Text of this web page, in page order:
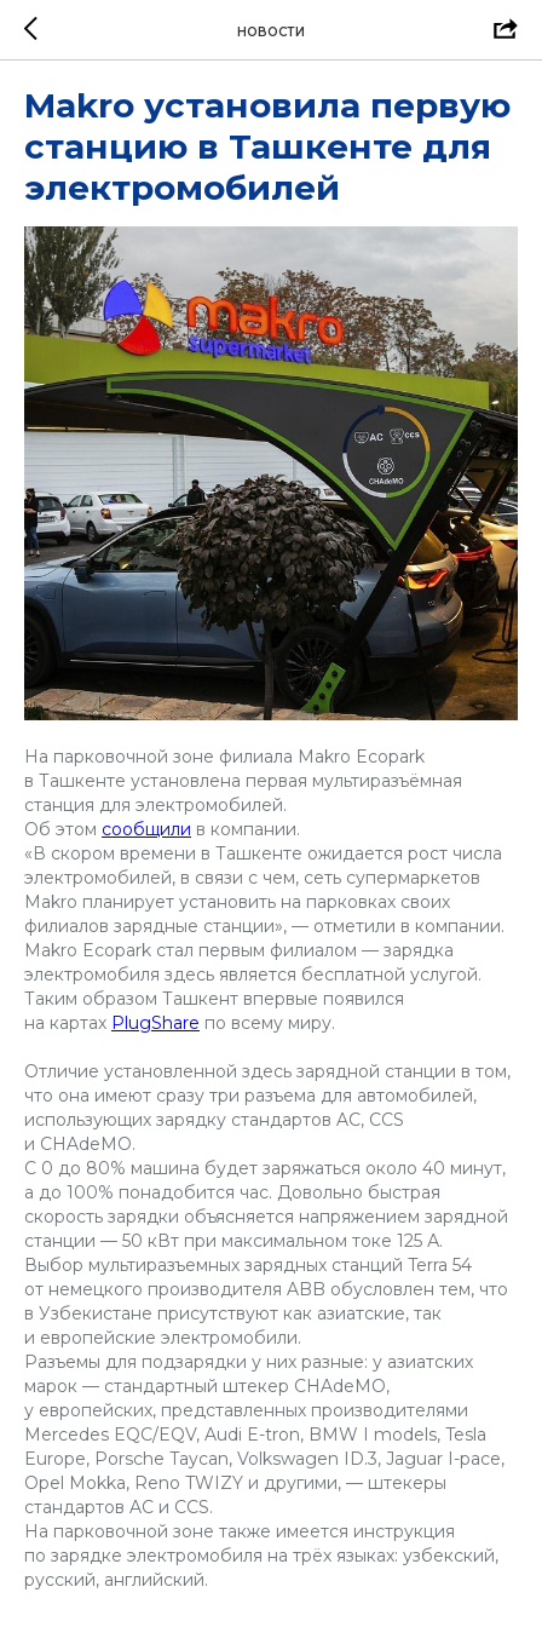
НОВОСТИ
Makro установила первую
станцию в Ташкенте для
электромобилей
На парковочной зоне филиала Makro Ecopark
в Ташкенте установлена первая мультиразъёмная
станция для электромобилей.
Об этом сообщили в компании.
«В скором времени в Ташкенте ожидается рост числа
электромобилей, в связи с чем, сеть супермаркетов
Makro планирует установить на парковках своих
филиалов зарядные станции», — отметили в компании.
Makro Ecopark стал первым филиалом — зарядка
электромобиля здесь является бесплатной услугой.
Таким образом Ташкент впервые появился
на картах PlugShare по всему миру.
Отличие установленной здесь зарядной станции в том,
что она имеют сразу три разъема для автомобилей,
использующих зарядку стандартов AC, CCS
и CHAdeMO.
С 0 до 80% машина будет заряжаться около 40 минут,
а до 100% понадобится час. Довольно быстрая
скорость зарядки объясняется напряжением зарядной
станции — 50 кВт при максимальном токе 125 А.
Выбор мультиразъемных зарядных станций Terra 54
от немецкого производителя ABB обусловлен тем, что
в Узбекистане присутствуют как азиатские, так
и европейские электромобили.
Разъемы для подзарядки у них разные: у азиатских
марок — стандартный штекер CHAdeMO,
у европейских, представленных производителями
Mercedes EQC/EQV, Audi E-tron, BMW I models, Tesla
Europe, Porsche Taycan, Volkswagen ID.3, Jaguar I-pace,
Opel Mokka, Reno TWIZY и другими, — штекеры
стандартов AC и CCS.
На парковочной зоне также имеется инструкция
по зарядке электромобиля на трёх языках: узбекский,
русский, английский.